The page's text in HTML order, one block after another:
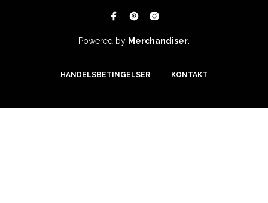
Powered by Merchandiser
HANDELSBETINGELSER KONTAKT